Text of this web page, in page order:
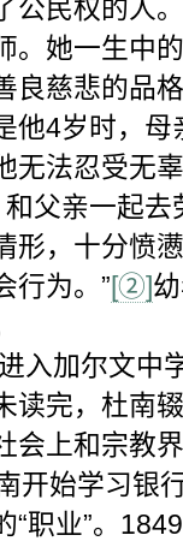
公民权的人
。她一生中
良慈悲的品
他4岁时，
无法忍受无
父亲一起
形，十分愤
行为。”[②]
加尔文中学
读完，杜南
会上和宗教
始学习银行
“职业”。